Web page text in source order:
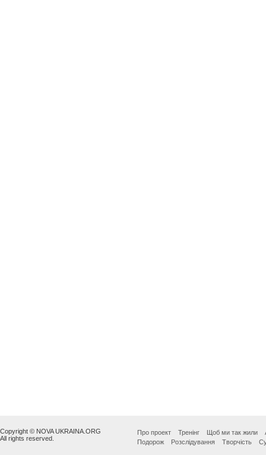
Copyright © NOVA UKRAINA.ORG
All rights reserved.
Про проект Тренінг Щоб ми так жили
Подорож
Розслідування Творчість